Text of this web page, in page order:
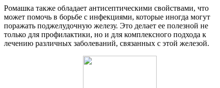
Ромашка также обладает антисептическими свойствами, что
может помочь в борьбе с инфекциями, которые иногда могут
поражать поджелудочную железу. Это делает ее полезной не
только для профилактики, но и для комплексного подхода к
лечению различных заболеваний, связанных с этой железой.